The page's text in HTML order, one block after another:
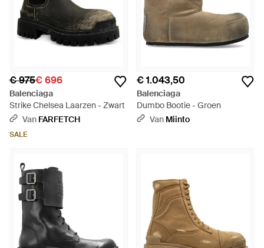
€ 975€ 696
Balenciaga
Strike Chelsea Laarzen - Zwart
Van FARFETCH
SALE
€ 1.043,50
Balenciaga
Dumbo Bootie - Groen
Van Miinto